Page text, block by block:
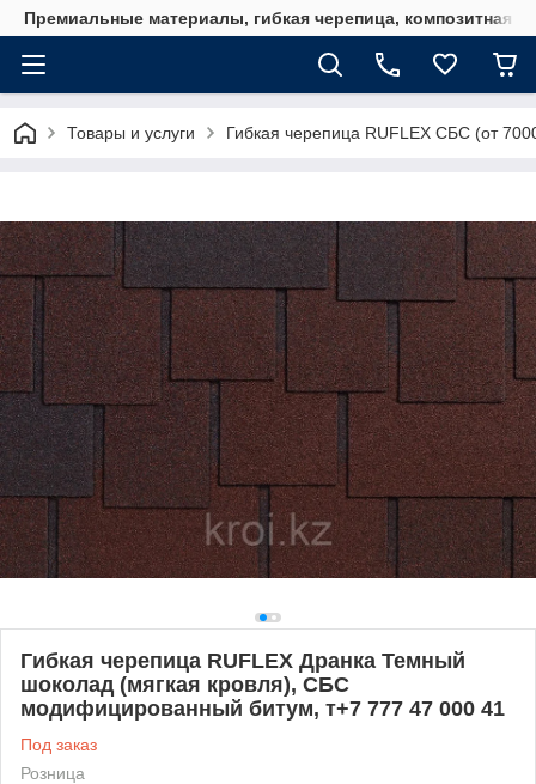
Премиальные материалы, гибкая черепица, композитная
Товары и услуги Гибкая черепица RUFLEX СБС (от
Гибкая черепица RUFLEX Дранка Темный
шоколад (мягкая кровля), СБС
модифицированный битум, т+7 777 47 000 41
Под заказ
Розница